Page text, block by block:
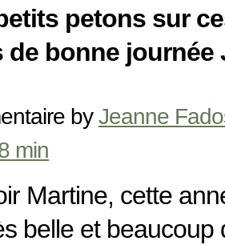
petons sur
de bonne journée
byJeanne
min
Martine, cette
belle et beaucoup